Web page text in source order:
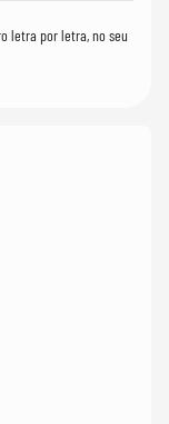
letra por letra, no seu